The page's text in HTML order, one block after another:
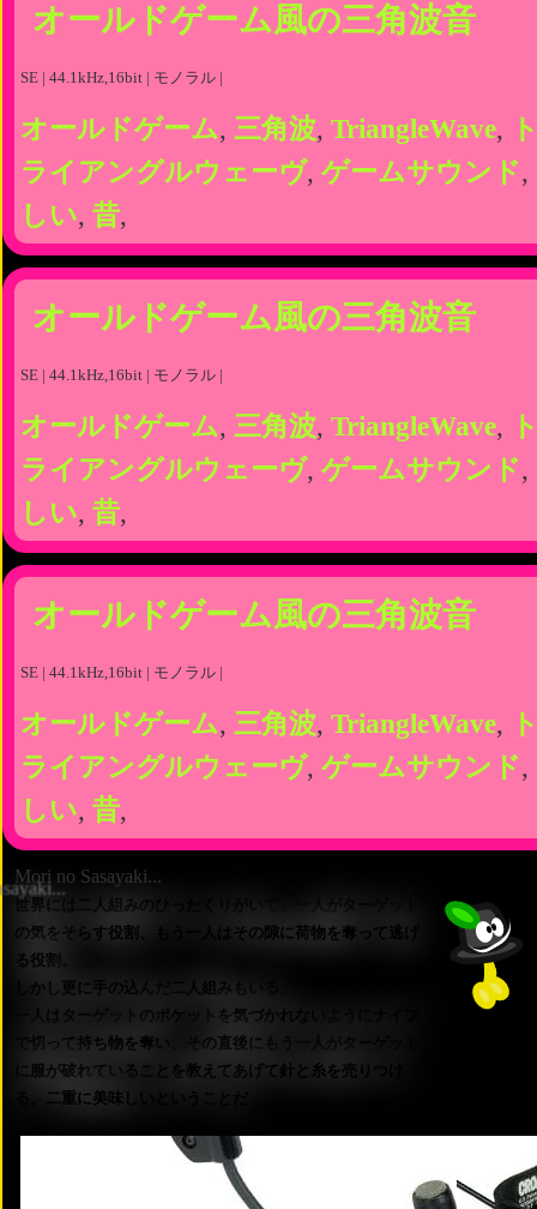
オールドゲーム風の三角波音
SE | 44.1kHz,16bit | モノラル |
オールドゲーム, 三角波, TriangleWave,
ライアングルウェーヴ, ゲームサウンド,
しい, 昔,
オールドゲーム風の三角波音
SE | 44.1kHz,16bit | モノラル |
オールドゲーム, 三角波, TriangleWave,
ライアングルウェーヴ, ゲームサウンド,
しい, 昔,
オールドゲーム風の三角波音
SE | 44.1kHz,16bit | モノラル |
オールドゲーム, 三角波, TriangleWave,
ライアングルウェーヴ, ゲームサウンド,
しい, 昔,
Mori no Sasayaki...
世界には二人組みのひったくりがいて、一人がターゲット
の気をそらす役割、もう一人はその隙に荷物を奪って逃げ
る役割。
しかし更に手の込んだ二人組みもいる。
一人はターゲットのポケットを気づかれないようにナイフ
で切って持ち物を奪い、その直後にもう一人がターゲット
に服が破れていることを教えてあげて針と糸を売りつけ
る。二重に美味しいということだ